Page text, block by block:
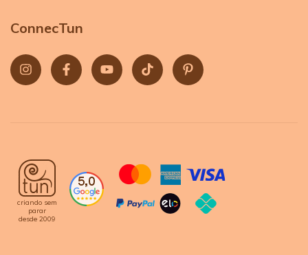
ConnecTun
criando sem
parar
desde 2009